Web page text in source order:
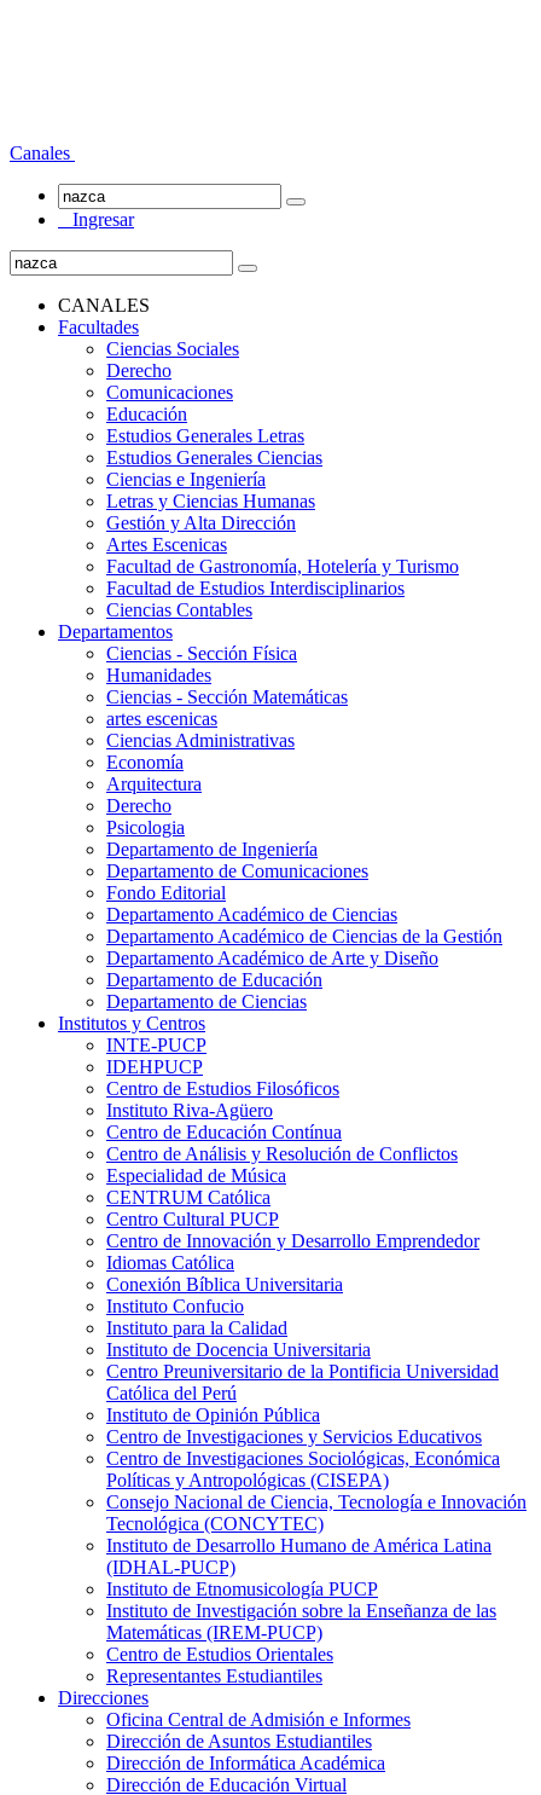
Canales
Ingresar
CANALES
Facultades
Ciencias Sociales
Derecho
Comunicaciones
Educación
Estudios Generales Letras
Estudios Generales Ciencias
Ciencias e Ingeniería
Letras y Ciencias Humanas
Gestión y Alta Dirección
Artes Escenicas
Facultad de Gastronomía, Hotelería y Turismo
Facultad de Estudios Interdisciplinarios
Ciencias Contables
Departamentos
Ciencias - Sección Física
Humanidades
Ciencias - Sección Matemáticas
artes escenicas
Ciencias Administrativas
Economía
Arquitectura
Derecho
Psicologia
Departamento de Ingeniería
Departamento de Comunicaciones
Fondo Editorial
Departamento Académico de Ciencias
Departamento Académico de Ciencias de la Gestión
Departamento Académico de Arte y Diseño
Departamento de Educación
Departamento de Ciencias
Institutos y Centros
INTE-PUCP
IDEHPUCP
Centro de Estudios Filosóficos
Instituto Riva-Agüero
Centro de Educación Contínua
Centro de Análisis y Resolución de Conflictos
Especialidad de Música
CENTRUM Católica
Centro Cultural PUCP
Centro de Innovación y Desarrollo Emprendedor
Idiomas Católica
Conexión Bíblica Universitaria
Instituto Confucio
Instituto para la Calidad
Instituto de Docencia Universitaria
Centro Preuniversitario de la Pontificia Universidad
Católica del Perú
Instituto de Opinión Pública
Centro de Investigaciones y Servicios Educativos
Centro de Investigaciones Sociológicas, Económica
Políticas y Antropológicas (CISEPA)
Consejo Nacional de Ciencia, Tecnología e Innovación
Tecnológica (CONCYTEC)
Instituto de Desarrollo Humano de América Latina
(IDHAL-PUCP)
Instituto de Etnomusicología PUCP
Instituto de Investigación sobre la Enseñanza de las
Matemáticas (IREM-PUCP)
Centro de Estudios Orientales
Representantes Estudiantiles
Direcciones
Oficina Central de Admisión e Informes
Dirección de Asuntos Estudiantiles
Dirección de Informática Académica
Dirección de Educación Virtual